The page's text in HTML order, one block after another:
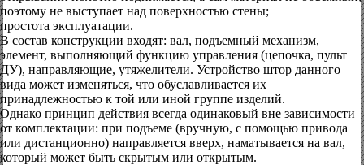
поэтому не выступает над поверхностью стены;
простота эксплуатации.
В состав конструкции входят: вал, подъемный механизм,
элемент, выполняющий функцию управления (цепочка, пульт
ДУ), направляющие, утяжелители. Устройство штор данного
вида может изменяться, что обуславливается их
принадлежностью к той или иной группе изделий.
Однако принцип действия всегда одинаковый вне зависимости
от комплектации: при подъеме (вручную, с помощью привода
или дистанционно) направляется вверх, наматывается на вал,
который может быть скрытым или открытым.